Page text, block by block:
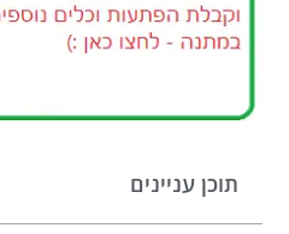
תוכן עניינים